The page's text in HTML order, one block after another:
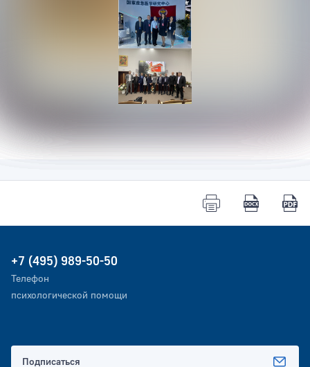
+7 (495) 989-50-50
Телефон
психологической помощи
Подписаться